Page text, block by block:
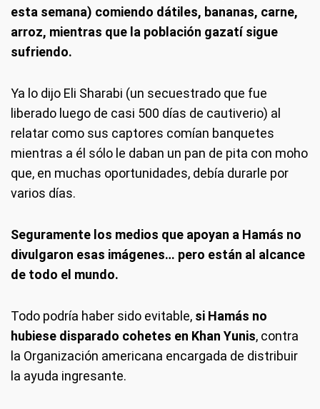
esta semana) comiendo dátiles, bananas, carne,
arroz, mientras que la población gazatí sigue
sufriendo.
Ya lo dijo Eli Sharabi (un secuestrado que fue
liberado luego de casi 500 días de cautiverio) al
relatar como sus captores comían banquetes
mientras a él sólo le daban un pan de pita con moho
que, en muchas oportunidades, debía durarle por
varios días.
Seguramente los medios que apoyan a Hamás no
divulgaron esas imágenes… pero están al alcance
de todo el mundo.
Todo podría haber sido evitable, si Hamás no
hubiese disparado cohetes en Khan Yunis, contra
la Organización americana encargada de distribuir
la ayuda ingresante.